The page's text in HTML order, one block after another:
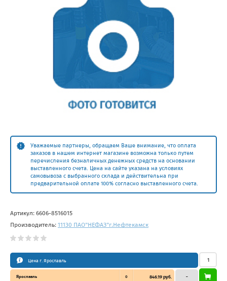
Уважаемые партнеры, обращаем Ваше внимание, что оплата
заказов в нашем интернет магазине возможна только путем
перечисления безналичных денежных средств на основании
выставленного счета. Цена на сайте указана на условиях
самовывоза с выбранного склада и действительна при
предварительной оплате 100% согласно выставленного счета.
Артикул: 6606-8516015
Производитель: 11130 ПАО"НЕФАЗ"г.Нефтекамск
Цена г. Ярославль
Ярославль 0 846.19 руб. –